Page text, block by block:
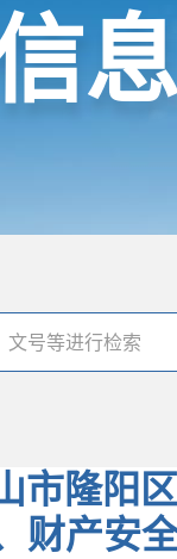
隆阳
财产安